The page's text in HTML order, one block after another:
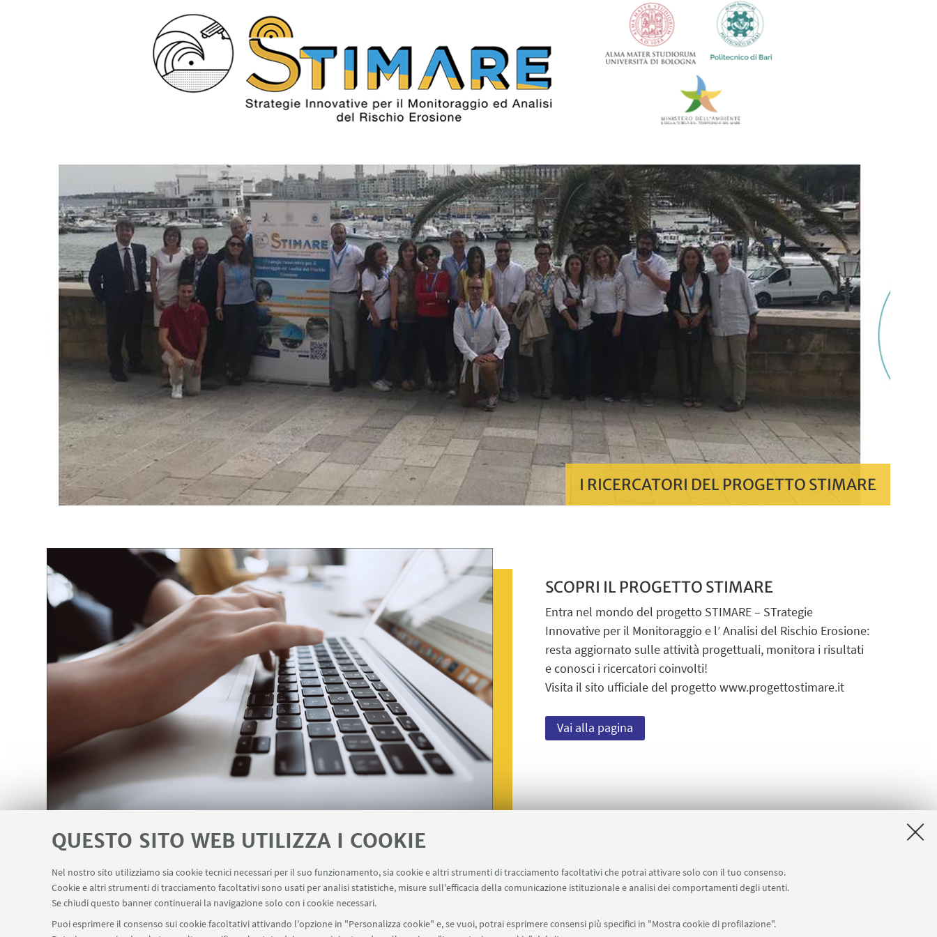
QUESTO SITO WEB UTILIZZA I COOKIE
Nel nostro sito utilizziamo sia cookie tecnici necessari per il suo funzionamento, sia cookie e altri strumenti di tracciamento facoltativi che potrai attivare solo con il tuo consenso.
Cookie e altri strumenti di tracciamento facoltativi sono usati per analisi statistiche, misure sull'efficacia della comunicazione istituzionale e analisi dei comportamenti degli utenti.
Se chiudi questo banner continuerai la navigazione solo con i cookie necessari.
Puoi esprimere il consenso sui cookie facoltativi attivando l'opzione in "Personalizza cookie" e, se vuoi, potrai esprimere consensi più specifici in "Mostra cookie di profilazione".
I RICERCATORI DEL PROGETTO STIMARE
SCOPRI IL PROGETTO STIMARE
Entra nel mondo del progetto STIMARE – STrategie
Innovative per il Monitoraggio e l’ Analisi del Rischio Erosione:
resta aggiornato sulle attività progettuali, monitora i risultati
e conosci i ricercatori coinvolti!
Visita il sito ufficiale del progetto www.progettostimare.it
Vai alla pagina